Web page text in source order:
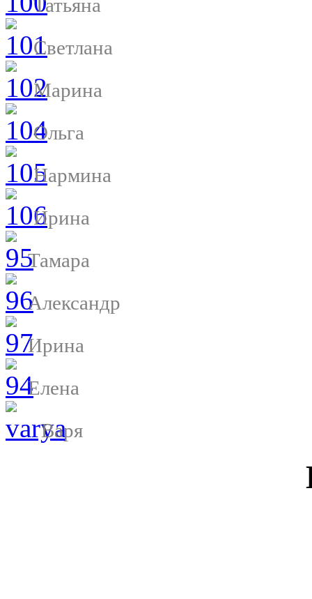
Татьяна
Светлана
Марина
Ольга
Нармина
Ирина
Тамара
Александр
Ирина
Елена
Варя